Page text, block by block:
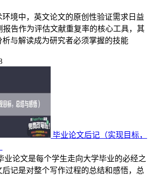
境中，英文论文的原创性验证需求日益
告作为评估文献重复率的核心工具，其
析与解读成为研究者必须掌握的技能
毕业论文后记（实现目标，
业论文是每个学生走向大学毕业的必经之
后记是对整个写作过程的总结和感悟，总